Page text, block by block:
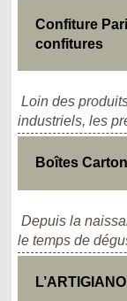
Confiture
confitures
Loin des
industriels, les
Boîtes
Depuis la
le temps de